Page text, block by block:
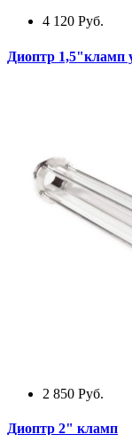
4 120 Руб.
Диоптр 1,5"кламп
2 850 Руб.
Диоптр 2" кламп